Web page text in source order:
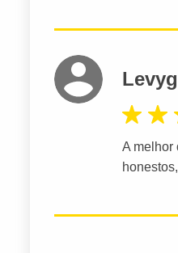
A melhor